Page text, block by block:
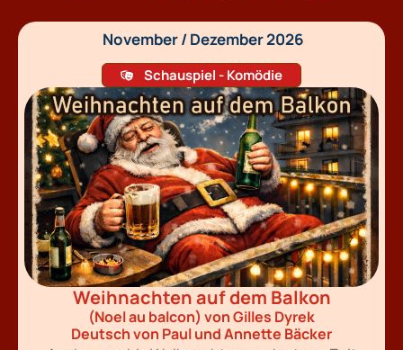
November / Dezember 2026
Schauspiel - Komödie
Weihnachten auf dem Balkon
(Noel au balcon) von Gilles Dyrek
Deutsch von Paul und Annette Bäcker